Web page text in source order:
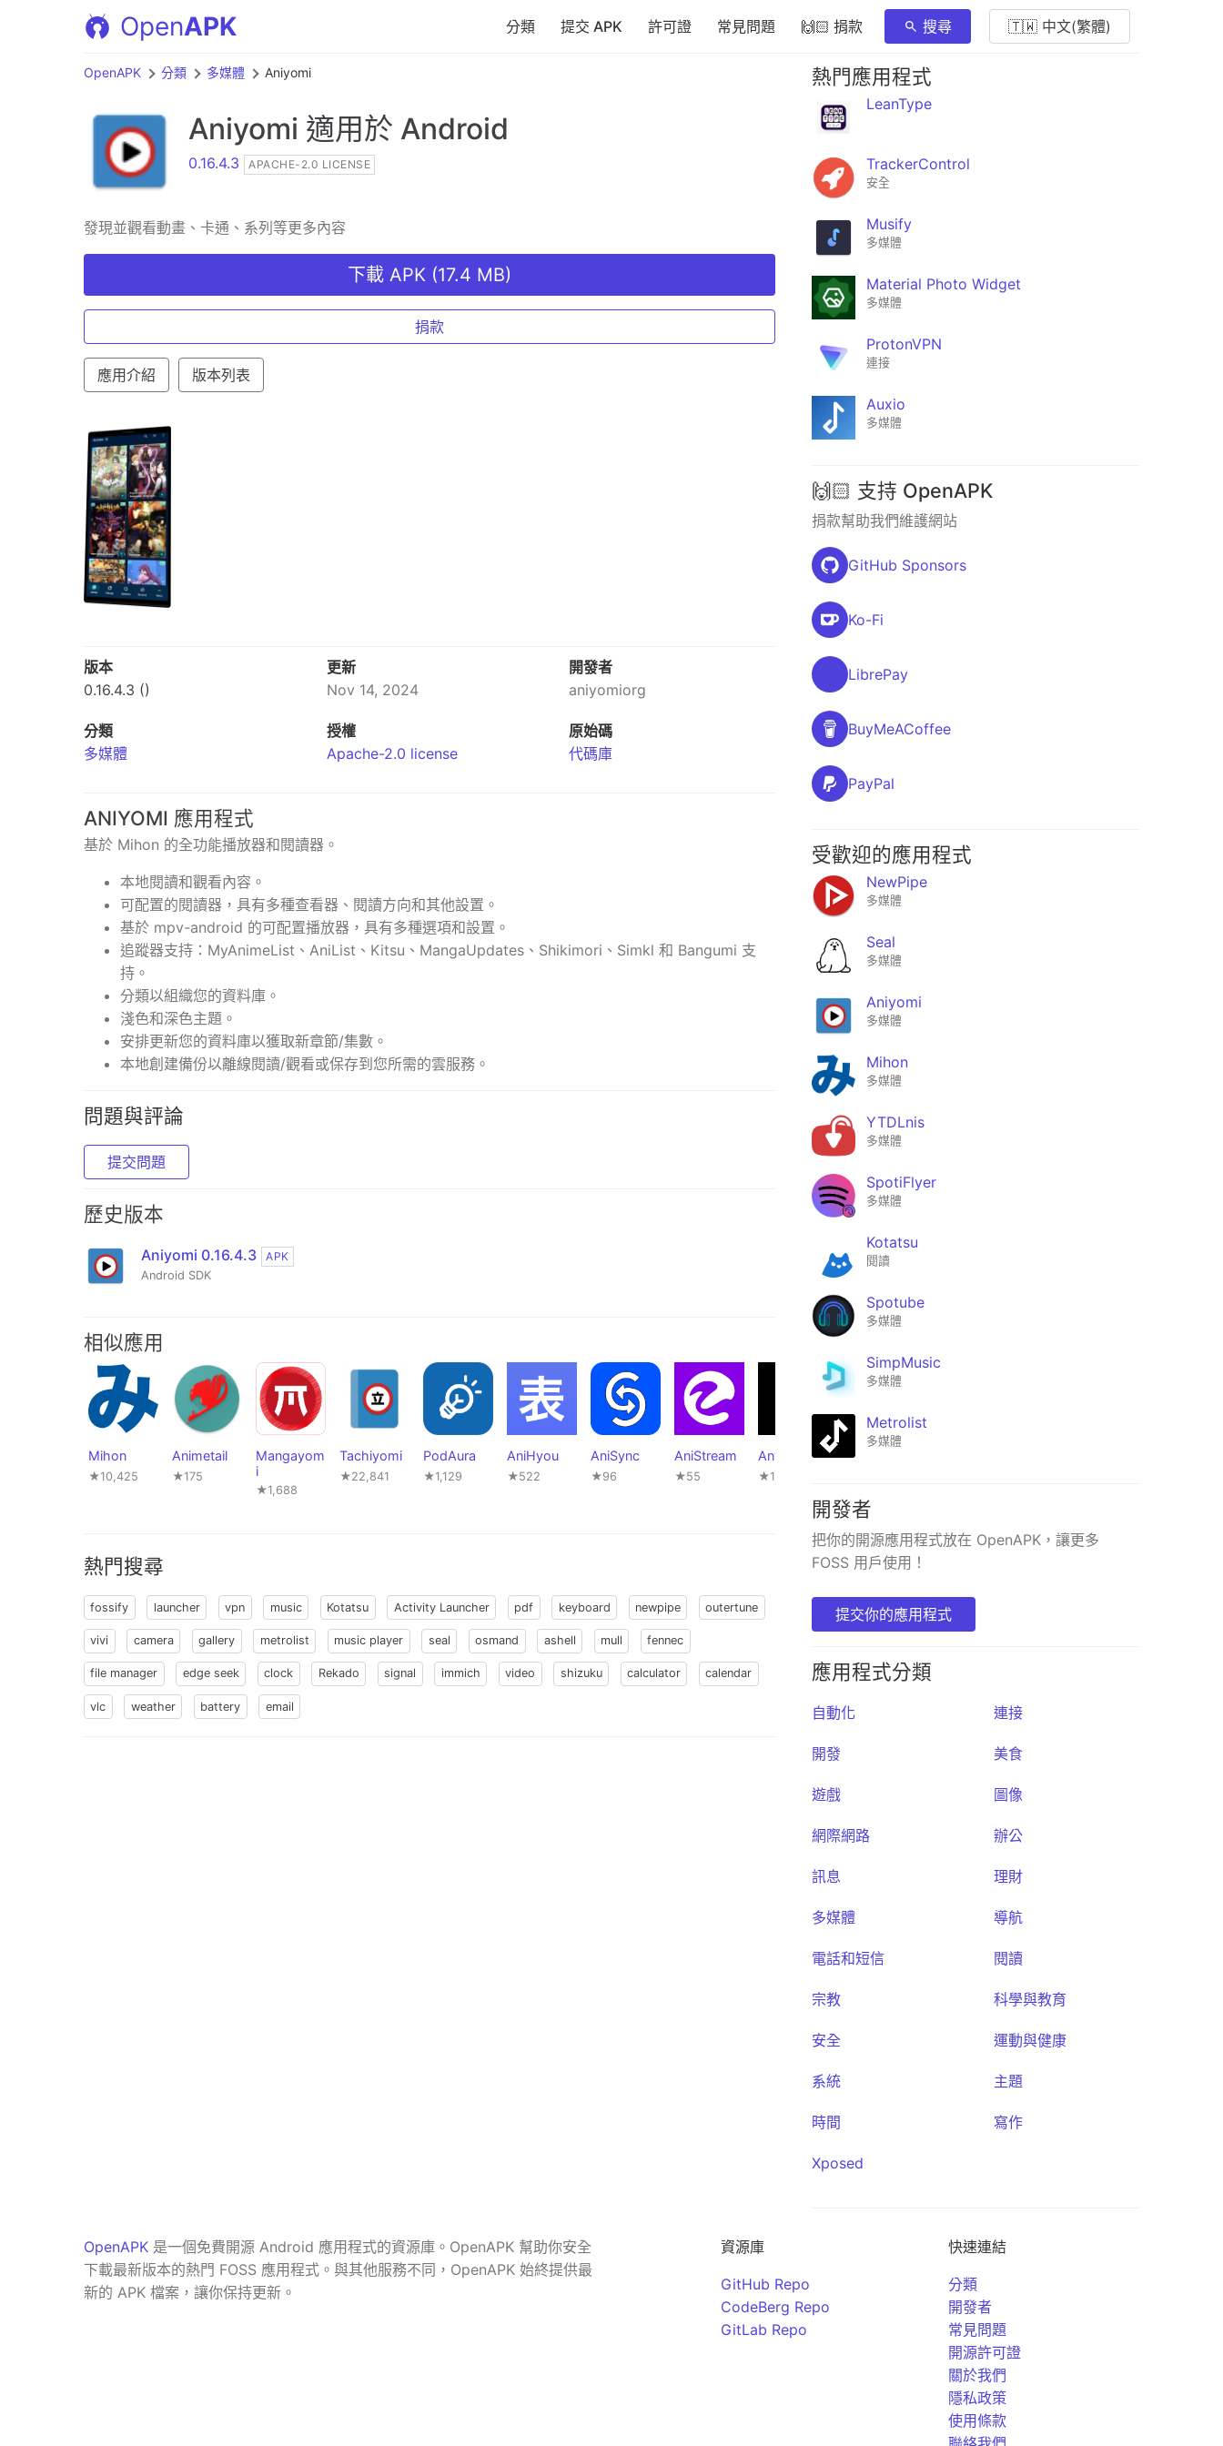
OpenAPK 分類 提交 APK 許可證 常見問題 🙌🏻 捐款 搜尋 🇹🇼 中文(繁體)
OpenAPK 分類 多媒體 Aniyomi
Aniyomi 適用於 Android
0.16.4.3 APACHE-2.0 LICENSE
發現並觀看動畫、卡通、系列等更多內容
下載 APK (17.4 MB)
捐款
應用介紹 版本列表
版本
0.16.4.3 ()
更新
Nov 14, 2024
開發者
aniyomiorg
分類
多媒體
授權
Apache-2.0 license
原始碼
代碼庫
ANIYOMI 應用程式
基於 Mihon 的全功能播放器和閱讀器。
本地閱讀和觀看內容。
可配置的閱讀器，具有多種查看器、閱讀方向和其他設置。
基於 mpv-android 的可配置播放器，具有多種選項和設置。
追蹤器支持：MyAnimeList、AniList、Kitsu、MangaUpdates、Shikimori、Simkl 和 Bangumi 支
持。
分類以組織您的資料庫。
淺色和深色主題。
安排更新您的資料庫以獲取新章節/集數。
本地創建備份以離線閱讀/觀看或保存到您所需的雲服務。
問題與評論
提交問題
歷史版本
Aniyomi 0.16.4.3
APK
Android SDK
相似應用
Mihon
★10,425
Animetail
★175
Mangayom
i
★1,688
Tachiyomi
★22,841
PodAura
★1,129
AniHyou
★522
AniSync
★96
AniStream
★55
AnymeX
★1,135
Otraku
熱門搜尋
fossify launcher vpn music Kotatsu Activity Launcher pdf keyboard newpipe outertune
vivi camera gallery metrolist music player seal osmand ashell mull fennec
file manager edge seek clock Rekado signal immich video shizuku calculator calendar
vlc weather battery email
熱門應用程式
LeanType
TrackerControl
安全
Musify
多媒體
Material Photo Widget
多媒體
ProtonVPN
連接
Auxio
多媒體
🙌🏻 支持 OpenAPK
捐款幫助我們維護網站
GitHub Sponsors
Ko-Fi
LibrePay
BuyMeACoffee
PayPal
受歡迎的應用程式
NewPipe
多媒體
Seal
多媒體
Aniyomi
多媒體
Mihon
多媒體
YTDLnis
多媒體
SpotiFlyer
多媒體
Kotatsu
閱讀
Spotube
多媒體
SimpMusic
多媒體
Metrolist
多媒體
開發者
把你的開源應用程式放在 OpenAPK，讓更多
FOSS 用戶使用！
提交你的應用程式
應用程式分類
自動化 連接
開發 美食
遊戲 圖像
網際網路 辦公
訊息 理財
多媒體 導航
電話和短信 閱讀
宗教 科學與教育
安全 運動與健康
系統 主題
時間 寫作
Xposed
OpenAPK 是一個免費開源 Android 應用程式的資源庫。OpenAPK 幫助你安全
下載最新版本的熱門 FOSS 應用程式。與其他服務不同，OpenAPK 始終提供最
新的 APK 檔案，讓你保持更新。
資源庫
GitHub Repo
CodeBerg Repo
GitLab Repo
快速連結
分類
開發者
常見問題
開源許可證
關於我們
隱私政策
使用條款